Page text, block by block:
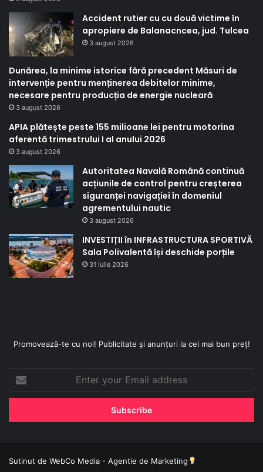
Accident rutier cu cu două victime în
apropiere de Balanacncea, jud. Tulcea
3 august 2026
Dunărea, la minime istorice fără precedent Măsuri de
intervenție pentru menținerea debitelor minime,
necesare pentru producția de energie nucleară
3 august 2026
APIA plătește peste 155 milioane lei pentru motorina
aferentă trimestrului I al anului 2026
3 august 2026
Autoritatea Navală Română continuă
acțiunile de control pentru creșterea
siguranței navigației în domeniul
agrementului nautic
3 august 2026
INVESTIȚII în INFRASTRUCTURA SPORTIVĂ
Sala Polivalentă își deschide porțile
31 iulie 2026
Promovează-te cu noi! Publicitate și anunțuri la cel mai bun preț!
your
Email
Sutinut de WebCo Media - Agentie de Marketing